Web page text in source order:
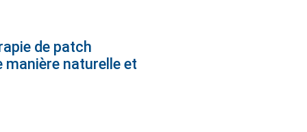
de patch
naturelle et